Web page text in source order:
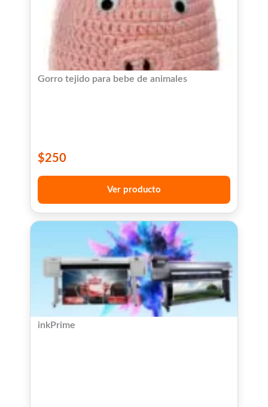
Gorro tejido para bebe de animales
$250
Ver producto
inkPrime